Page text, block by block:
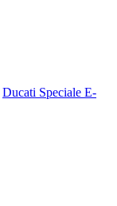
Ducati Speciale E-